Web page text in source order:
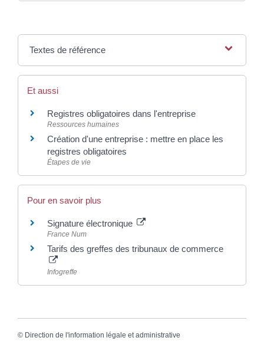
Textes de référence
Et aussi
Registres obligatoires dans l'entreprise
Ressources humaines
Création d'une entreprise : mettre en place les
registres obligatoires
Étapes de vie
Pour en savoir plus
Signature électronique
France Num
Tarifs des greffes des tribunaux de commerce
Infogreffe
© Direction de l'information légale et administrative